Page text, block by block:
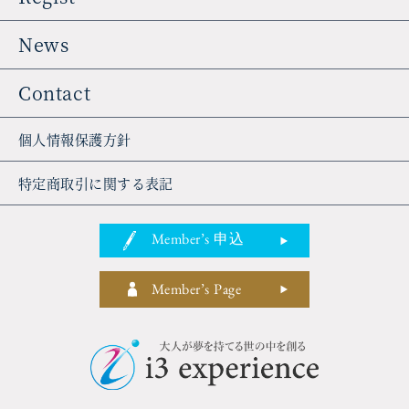
News
Contact
個人情報保護方針
特定商取引に関する表記
Member’s 申込
Member’s Page